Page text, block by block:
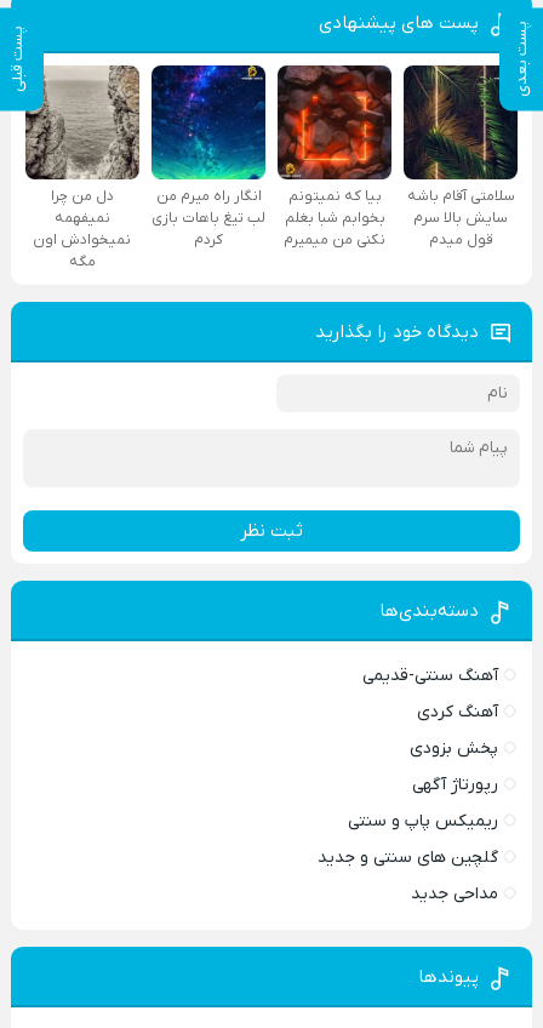
پست بعدی پست قبلی
پست های پیشنهادی
سلامتی آقام باشه
سایش بالا سرم
قول میدم
بیا که نمیتونم
بخوابم شبا بغلم
نکنی من میمیرم
انگار راه میرم من
لب تیغ باهات بازی
کردم
دل من چرا
نمیفهمه
نمیخوادش اون
مگه
دیدگاه خود را بگذارید
ثبت نظر
دسته‌بندی‌ها
آهنگ سنتی-قدیمی
آهنگ کردی
پخش بزودی
رپورتاژ آگهی
ریمیکس پاپ و سنتی
گلچین های سنتی و جدید
مداحی جدید
پیوندها